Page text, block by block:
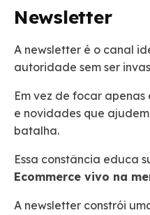
Newsletter
A newsletter é o canal
autoridade sem ser
Em vez de focar
e novidades que
batalha.
Essa constância educa
Ecommerce vivo na
A newsletter constrói